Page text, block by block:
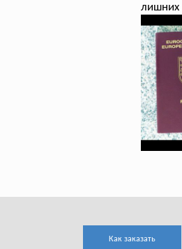
лишних
Как заказать